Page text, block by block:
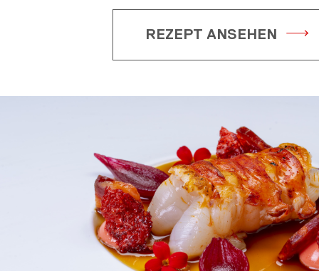
REZEPT ANSEHEN